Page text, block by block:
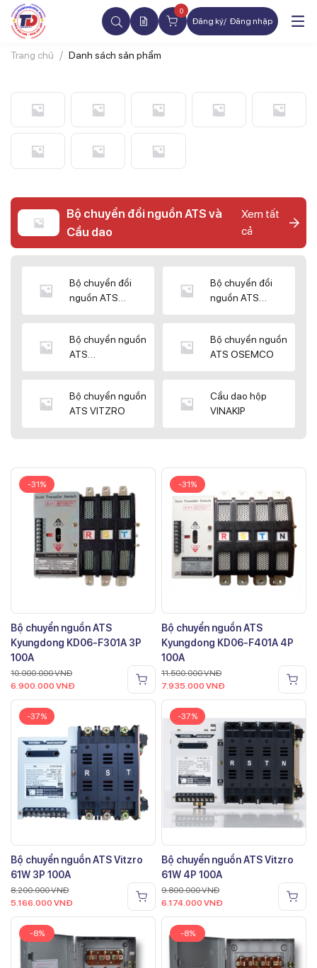
0
Đăng ký Đăng nhập
Trang chủ Danh sách sản phẩm
Bộ chuyển đổi nguồn ATS và
Cầu dao
Xem tất
cả
Bộ chuyển đổi
nguồn ATS
Bộ chuyển đổi
nguồn ATS
Bộ chuyển nguồn
ATS
Bộ chuyển nguồn
ATS OSEMCO
Bộ chuyển nguồn
ATS VITZRO
Cầu dao hộp
VINAKIP
-31%
Bộ chuyển nguồn ATS
Kyungdong KD06-F301A 3P
100A
10.000.000VNĐ
6.900.000 VNĐ
-31%
Bộ chuyển nguồn ATS
Kyungdong KD06-F401A 4P
100A
11.500.000VNĐ
7.935.000 VNĐ
-37%
Bộ chuyển nguồn ATS Vitzro
61W 3P 100A
8.200.000VNĐ
5.166.000 VNĐ
-37%
Bộ chuyển nguồn ATS Vitzro
61W 4P 100A
9.800.000VNĐ
6.174.000 VNĐ
-8% -8%